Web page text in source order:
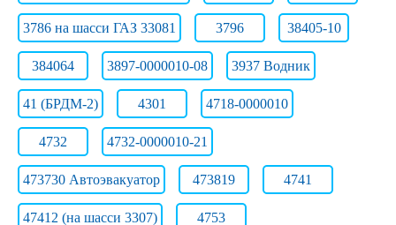
3786 на шасси ГАЗ 33081 3796 38405-10
384064 3897-0000010-08 3937 Водник
41 (БРДМ-2) 4301 4718-0000010
4732 4732-0000010-21
473730 Автоэвакуатор 473819 4741
47412 (на шасси 3307) 4753